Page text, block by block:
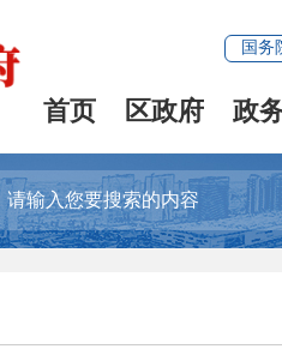
国务
首页 区政府 政